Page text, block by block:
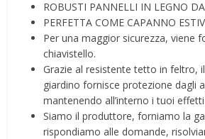
ROBUSTI PANNELLI IN LEGNO
PERFETTA COME CAPANNO
Per una maggior sicurezza, viene
chiavistello.
Grazie al resistente tetto in feltro,
giardino fornisce protezione dagli
mantenendo all’interno i tuoi
Siamo il produttore, forniamo la
rispondiamo alle domande,